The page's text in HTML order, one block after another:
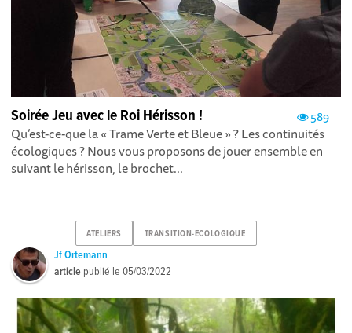
589
Soirée Jeu avec le Roi Hérisson !
Qu’est-ce-que la « Trame Verte et Bleue » ? Les continuités
écologiques ? Nous vous proposons de jouer ensemble en
suivant le hérisson, le brochet...
ATELIERS TRANSITION-ECOLOGIQUE
Jf Ortemann
article publié le05/03/2022